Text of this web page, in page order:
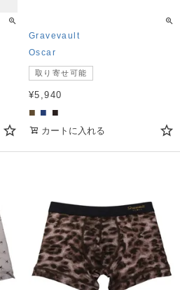
Gravevault
Oscar
取り寄せ可能
¥5,940
■ ■ ■
カートに入れる